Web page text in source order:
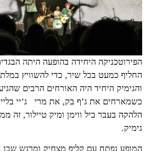
הפירוטכניקה היחידה בהופעה היתה
החליף כמעט בכל שיר, כדי להשוויץ
והגימיק היחיד היה האורחים הרבים
כשמארחים את ג’ף בק, את מרי ג’יי
הלהקה בעבר ביל ווימן ומיק טיילור, זה
גימיק.
המופע נפתח עם קליפ מצחיק ומרגש שבו